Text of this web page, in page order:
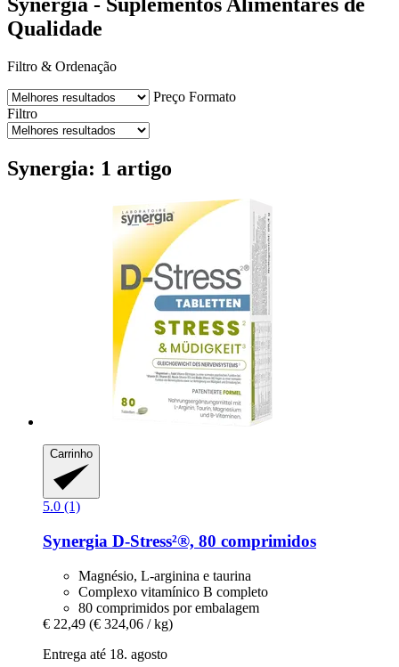
Qualidade
Filtro & Ordenação
Preço Formato
Filtro
Synergia: 1 artigo
Carrinho
5.0 (1)
Synergia D-​Stress²®, 80 comprimidos
Magnésio, L-arginina e taurina
Complexo vitamínico B completo
80 comprimidos por embalagem
€ 22,49 (€ 324,06 / kg)
Entrega até 18. agosto